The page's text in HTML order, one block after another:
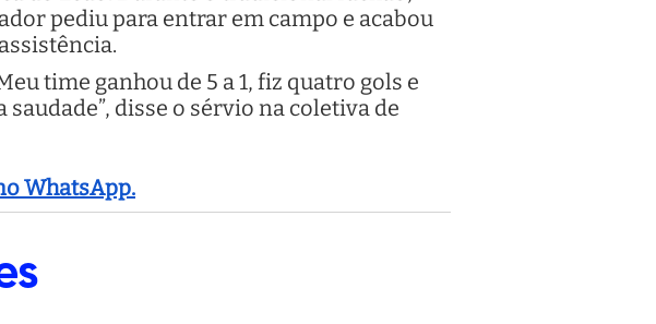
pediu para entrar em campo e acabou
time ganhou de 5 a 1, fiz quatro gols e
disse o sérvio na coletiva de
WhatsApp.